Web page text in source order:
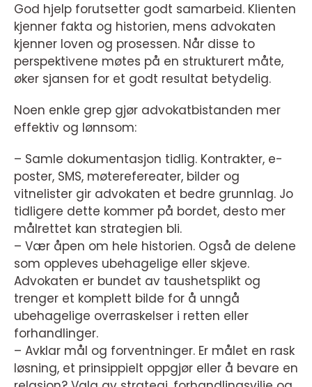
God hjelp forutsetter godt samarbeid. Klienten
kjenner fakta og historien, mens advokaten
kjenner loven og prosessen. Når disse to
perspektivene møtes på en strukturert måte,
øker sjansen for et godt resultat betydelig.
Noen enkle grep gjør advokatbistanden mer
effektiv og lønnsom:
– Samle dokumentasjon tidlig. Kontrakter, e-
poster, SMS, møterefereater, bilder og
vitnelister gir advokaten et bedre grunnlag. Jo
tidligere dette kommer på bordet, desto mer
målrettet kan strategien bli.
– Vær åpen om hele historien. Også de delene
som oppleves ubehagelige eller skjeve.
Advokaten er bundet av taushetsplikt og
trenger et komplett bilde for å unngå
ubehagelige overraskelser i retten eller
forhandlinger.
– Avklar mål og forventninger. Er målet en rask
løsning, et prinsippielt oppgjør eller å bevare en